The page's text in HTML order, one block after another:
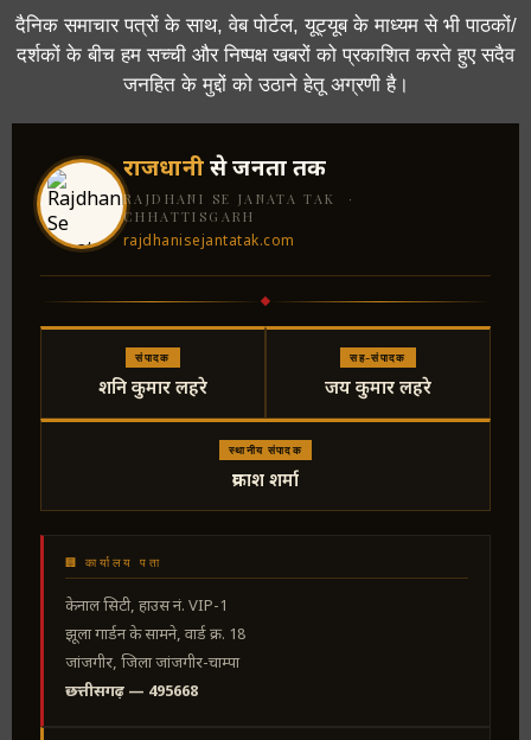
दैनिक समाचार पत्रों के साथ, वेब पोर्टल, यूट्यूब के माध्यम से भी पाठकों/
दर्शकों के बीच हम सच्ची और निष्पक्ष खबरों को प्रकाशित करते हुए सदैव
जनहित के मुद्दों को उठाने हेतू अग्रणी है।
राजधानीसे जनता तक
RAJDHANI SE JANATA TAK ·
CHHATTISGARH
rajdhanisejantatak.com
संपादक
शनि कुमार लहरे
सह-संपादक
जय कुमार लहरे
स्थानीय संपादक
प्रकाश शर्मा
🏢 कार्यालय पता
केनाल सिटी, हाउस नं. VIP-1
झूला गार्डन के सामने, वार्ड क्र. 18
जांजगीर, जिला जांजगीर-चाम्पा
छत्तीसगढ़ — 495668